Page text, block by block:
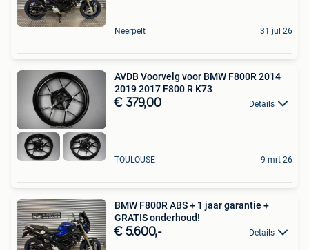
Neerpelt 31 jul 26
AVDB Voorvelg voor BMW F800R 2014
2019 2017 F800 R K73
€ 379,00 Details
TOULOUSE 9 mrt 26
BMW F800R ABS + 1 jaar garantie +
GRATIS onderhoud!
€ 5.600,- Details